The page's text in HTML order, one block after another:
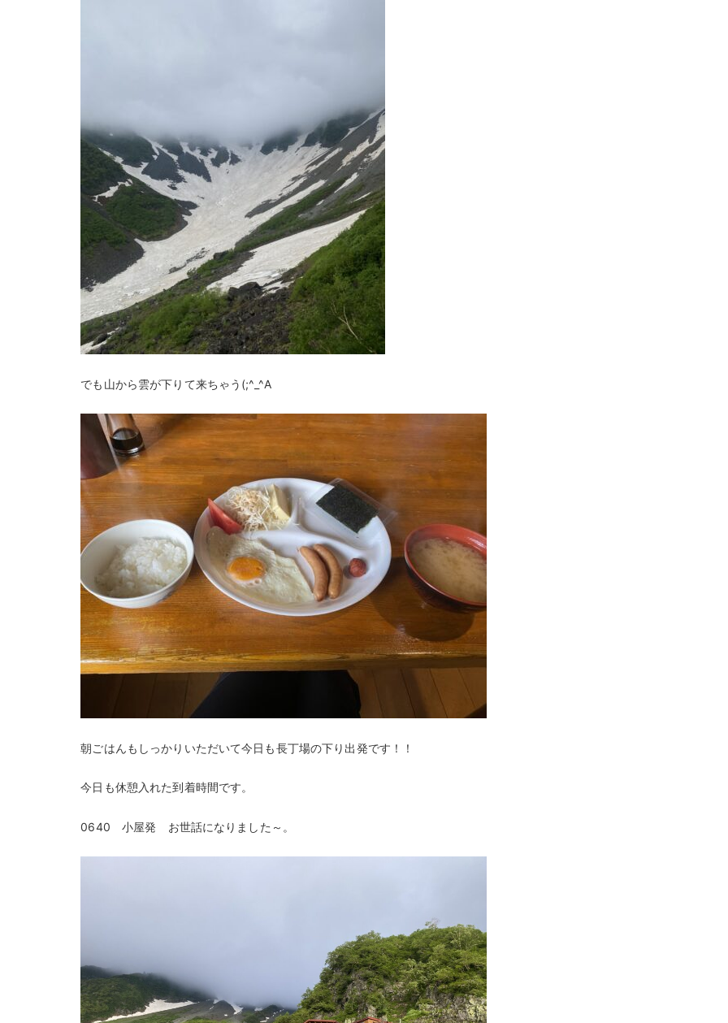
でも山から雲が下りて来ちゃう(;^_^A
朝ごはんもしっかりいただいて今日も長丁場の下り出発です！！
今日も休憩入れた到着時間です。
0640 小屋発 お世話になりました～。